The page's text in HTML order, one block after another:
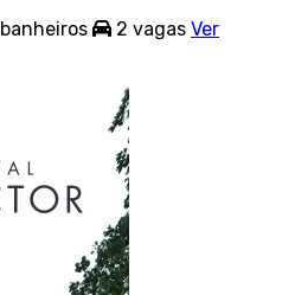
banheiros 2 vagas Ver